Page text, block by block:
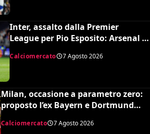
Inter, assalto dalla Premier
League per Pio Esposito: Arsenal e
Calciomercato 7 Agosto 2026
Milan, occasione a parametro zero:
proposto l’ex Bayern e Dortmund
Raphaël Guerreiro per il nuovo
modulo
Calciomercato 7 Agosto 2026